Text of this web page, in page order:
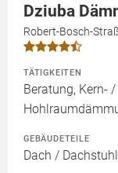
Dziuba
Robert-Bosch-
TÄTIGKEITEN
Beratung, Kern-
GEBÄUDETEILE
Dach /